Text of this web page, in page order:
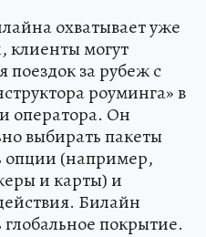
охватывает уже
клиенты могут
поездок за рубеж с
роуминга» в
оператора. Он
выбирать пакеты
опции (например,
и карты) и
Билайн
покрытие.